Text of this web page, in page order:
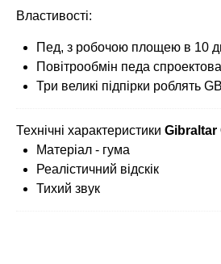
Властивості:
Пед, з робочою площею в 10
Повітрообмін педа
Три великі підпірки роблять
Технічні характеристики Gibraltar
Матеріал - гума
Реалістичний відскік
Тихий звук